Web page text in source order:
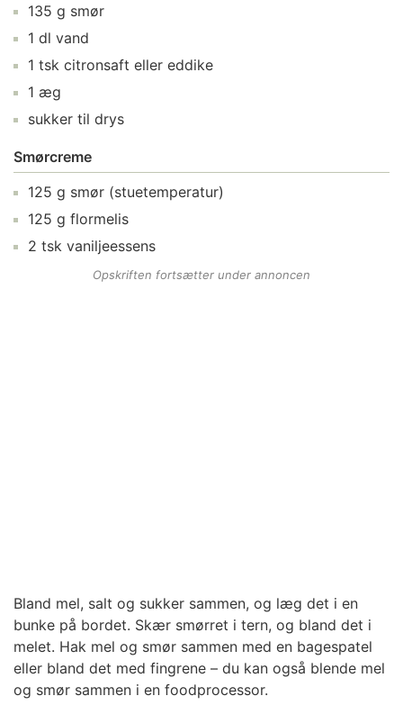
135 g smør
1 dl vand
1 tsk citronsaft eller eddike
1 æg
sukker til drys
Smørcreme
125 g smør (stuetemperatur)
125 g flormelis
2 tsk vaniljeessens
Opskriften fortsætter under annoncen
Bland mel, salt og sukker sammen, og læg det i en
bunke på bordet. Skær smørret i tern, og bland det i
melet. Hak mel og smør sammen med en bagespatel
eller bland det med fingrene – du kan også blende mel
og smør sammen i en foodprocessor.